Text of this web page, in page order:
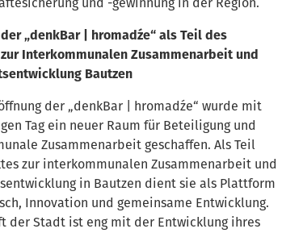
„denkBar | hromadźe“ als Teil des
Interkommunalen Zusammenarbeit und
Bautzen
der „denkBar | hromadźe“ wurde mit
Tag ein neuer Raum für Beteiligung und
Zusammenarbeit geschaffen. Als Teil
zur interkommunalen Zusammenarbeit und
in Bautzen dient sie als Plattform
Innovation und gemeinsame Entwicklung.
der Stadt ist eng mit der Entwicklung ihres